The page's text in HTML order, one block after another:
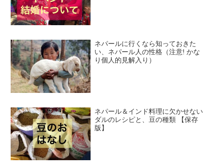
ネパールに行くなら知っておきた
い、ネパール人の性格（注意! かな
り個人的見解入り）
ネパール＆インド料理に欠かせない
ダルのレシピと、豆の種類 【保存
版】